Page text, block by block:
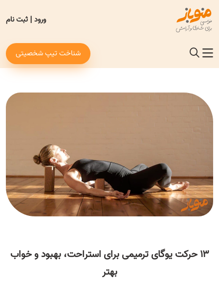
ورود| ثبت نام
شناخت تیپ شخصیتی
۱۳ حرکت یوگای ترمیمی برای استراحت، بهبود و خواب
بهتر